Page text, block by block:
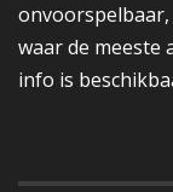
waar de meeste
info is